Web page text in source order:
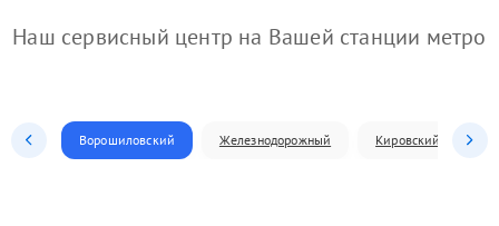
Наш сервисный центр на Вашей станции метро
Ворошиловский Железнодорожный Кировский